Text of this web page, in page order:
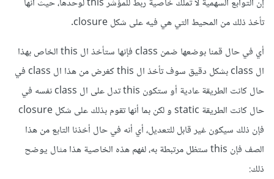
إن التوابع السهمية لا تملك خاصية ربط للمؤشر this لوحدها، حيث أنها
تأخذ ذلك من المحيط التي هي فيه على شكل closure.
أي في حال قمنا بوضعها ضمن class فإنها ستأخذ ال this الخاص بهذا
ال class بشكل دقيق سوف تأخذ ال this كغرض من هذا ال class في
حال كانت الطريقة عادية أو ستكون this تدل على ال class نفسه في
حال كانت الطريقة static و لكن بما أنها تقوم بذلك على شكل closure
فإن ذلك سيكون غير قابل للتعديل، أي أنه في حال أخذنا التابع من هذا
الصف فإن this ستظل مرتبطة به، لفهم هذه الخاصية هذا مثال يوضح
ذلك: